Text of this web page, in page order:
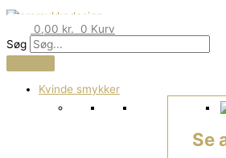
0,00 kr. 0 Kurv
Søg
Kvinde smykker
Se